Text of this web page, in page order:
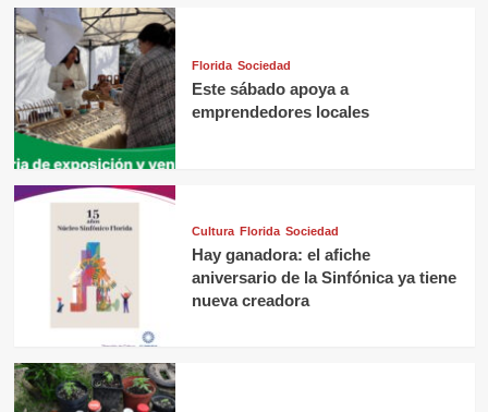
Florida Sociedad
Este sábado apoya a
emprendedores locales
Cultura Florida Sociedad
Hay ganadora: el afiche
aniversario de la Sinfónica ya tiene
nueva creadora